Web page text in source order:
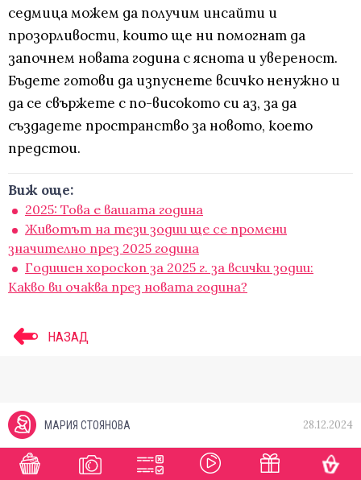
седмица можем да получим инсайти и
прозорливости, които ще ни помогнат да
започнем новата година с яснота и увереност.
Бъдете готови да изпуснете всичко ненужно и
да се свържете с по-високото си аз, за да
създадете пространство за новото, което
предстои.
Виж още:
2025: Това е вашата година
Животът на тези зодии ще се промени
значително през 2025 година
Годишен хороскоп за 2025 г. за всички зодии:
Какво ви очаква през новата година?
НАЗАД
МАРИЯ СТОЯНОВА 28.12.2024